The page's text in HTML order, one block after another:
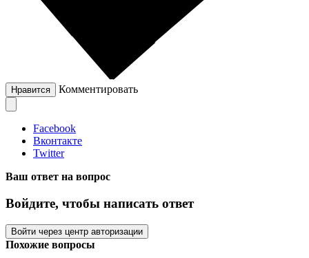
Нравится Комментировать
Facebook
Вконтакте
Twitter
Ваш ответ на вопрос
Войдите, чтобы написать ответ
Войти через центр авторизации
Похожие вопросы